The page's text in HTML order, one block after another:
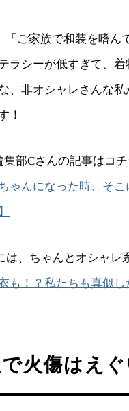
「ご家族で和装を嗜ん
ラシーが低すぎて、
、非オシャレさんな
！
部Cさんの記事はコチ
ゃんになった時、そ
は、ちゃんとオシャレ
も！？私たちも真似
火傷はえぐ